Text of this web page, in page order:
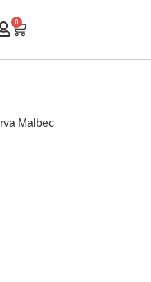
0
Malbec